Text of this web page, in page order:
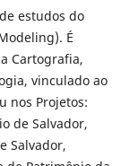
estudos do
É
Cartografia,
vinculado ao
nos Projetos:
de Salvador,
Salvador,